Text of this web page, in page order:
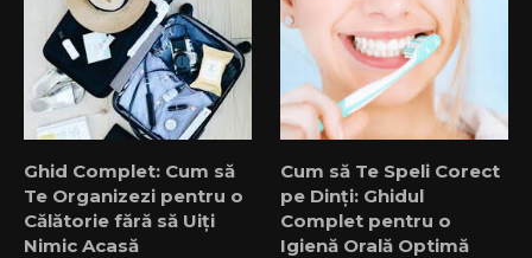
Ghid Complet: Cum să
Te Organizezi pentru o
Călătorie fără să Uiți
Nimic Acasă
Cum să Te Speli Corect
pe Dinți: Ghidul
Complet pentru o
Igienă Orală Optimă